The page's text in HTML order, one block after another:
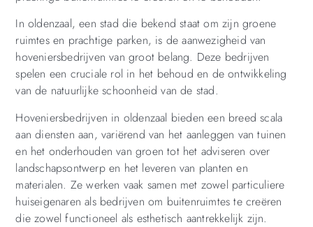
In oldenzaal, een stad die bekend staat om zijn groene
ruimtes en prachtige parken, is de aanwezigheid van
hoveniersbedrijven van groot belang. Deze bedrijven
spelen een cruciale rol in het behoud en de ontwikkeling
van de natuurlijke schoonheid van de stad.
Hoveniersbedrijven in oldenzaal bieden een breed scala
aan diensten aan, variërend van het aanleggen van tuinen
en het onderhouden van groen tot het adviseren over
landschapsontwerp en het leveren van planten en
materialen. Ze werken vaak samen met zowel particuliere
huiseigenaren als bedrijven om buitenruimtes te creëren
die zowel functioneel als esthetisch aantrekkelijk zijn.